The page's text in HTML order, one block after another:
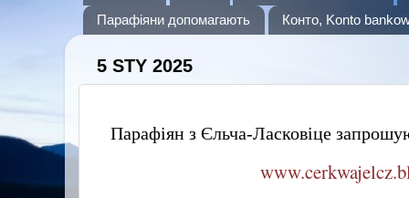
Парафіяни допомагають
Конто, Konto
5 STY 2025
Парафіян з Єльча-Ласковіце